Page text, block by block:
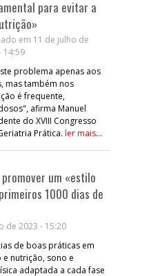
para evitar a
em 11 de julho de
14:59
problema apenas aos
mas também nos
é frequente,
afirma Manuel
do XVIII Congresso
Prática. ler mais...
um «estilo
1000 dias de
de 2023 - 15:20
de boas práticas em
e nutrição, sono e
adaptada a cada fase